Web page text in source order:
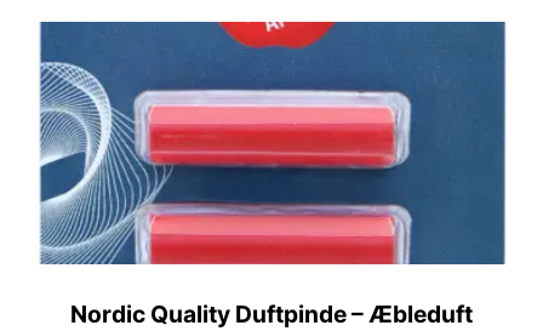
Nordic Quality Duftpinde – Æbleduft